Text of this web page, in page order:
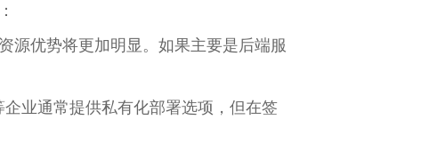
源优势将更加明显。如果主要是后端服
业通常提供私有化部署选项，但在签